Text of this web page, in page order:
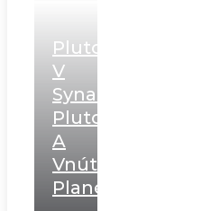
Pluto
V
Synastrii:
Pluto
A
Vnútorné
Planéty